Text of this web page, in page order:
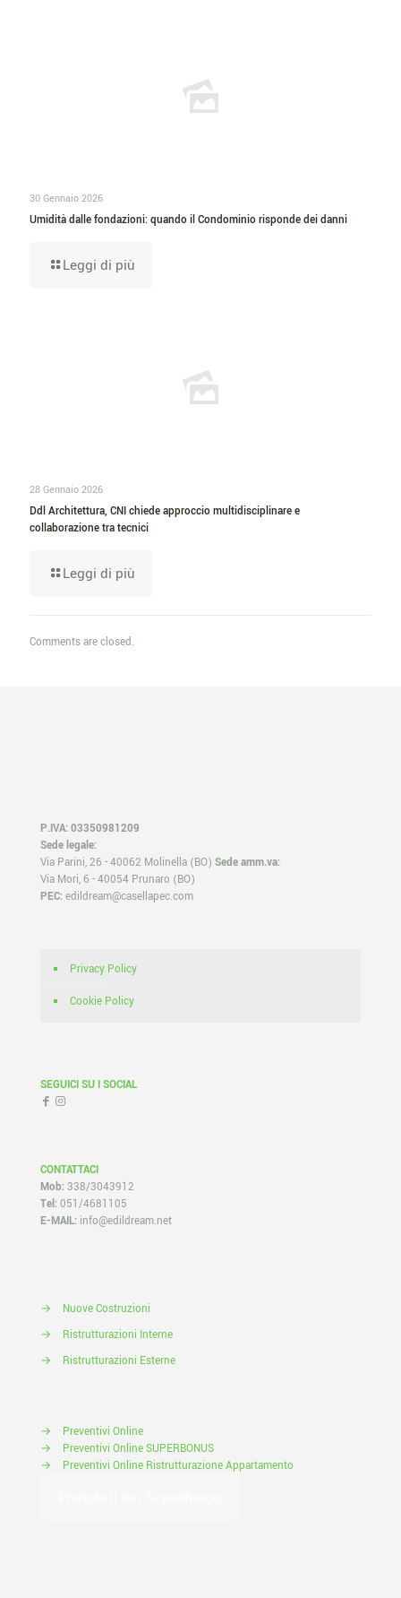
30 Gennaio 2026
Umidità dalle fondazioni: quando il Condominio risponde dei danni
Leggi di più
28 Gennaio 2026
Ddl Architettura, CNI chiede approccio multidisciplinare e
collaborazione tra tecnici
Leggi di più
Comments are closed.
P.IVA: 03350981209
Sede legale:
Via Parini, 26 - 40062 Molinella (BO) Sede amm.va:
Via Mori, 6 - 40054 Prunaro (BO)
PEC: edildream@casellapec.com
Privacy Policy
Cookie Policy
SEGUICI SU I SOCIAL
CONTATTACI
Mob: 338/3043912
Tel: 051/4681105
E-MAIL: info@edildream.net
→
Nuove Costruzioni
→
Ristrutturazioni Interne
→
Ristrutturazioni Esterne
→
Preventivi Online
→
Preventivi Online SUPERBONUS
→
Preventivi Online Ristrutturazione Appartamento